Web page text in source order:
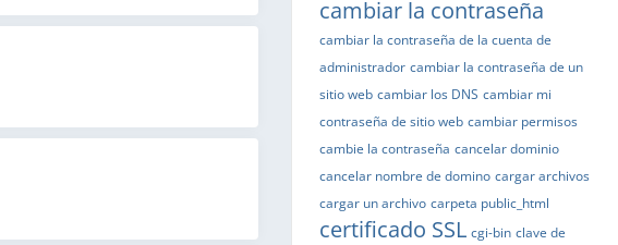
cambiar la contraseña
cambiar la contraseña de la cuenta de
administrador cambiar la contraseña de un
sitio web cambiar los DNS cambiar mi
contraseña de sitio web cambiar permisos
cambie la contraseña cancelar dominio
cancelar nombre de domino cargar archivos
cargar un archivo carpeta public_html
certificado SSL cgi-bin clave de